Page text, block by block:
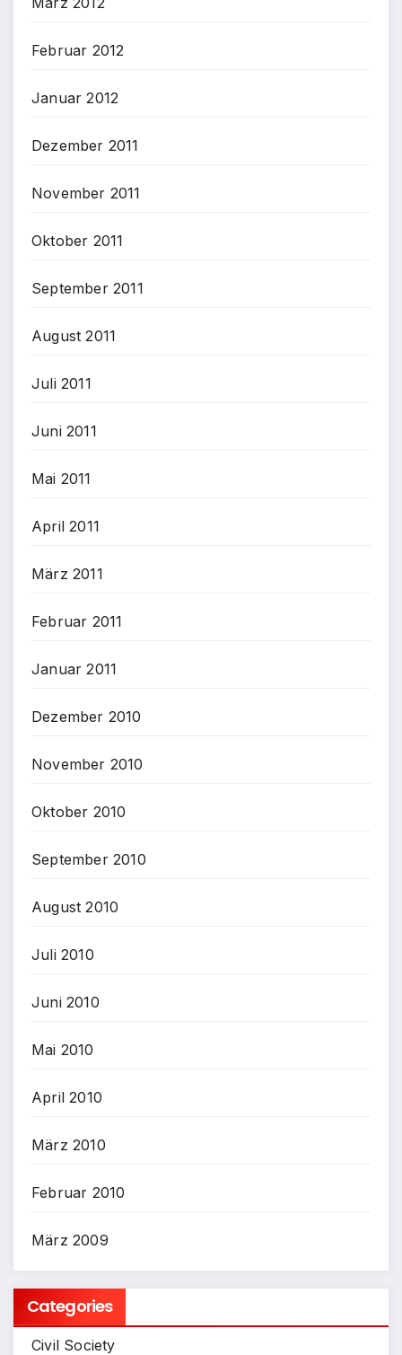
Februar 2012
Januar 2012
Dezember 2011
November 2011
Oktober 2011
September 2011
August 2011
Juli 2011
Juni 2011
Mai 2011
April 2011
März 2011
Februar 2011
Januar 2011
Dezember 2010
November 2010
Oktober 2010
September 2010
August 2010
Juli 2010
Juni 2010
Mai 2010
April 2010
März 2010
Februar 2010
März 2009
Categories
Civil Society